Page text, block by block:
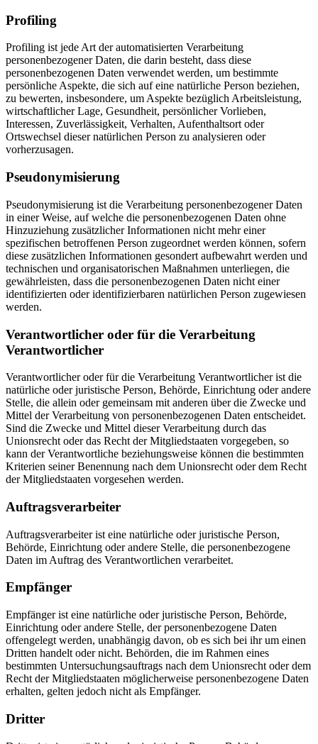
Profiling
Profiling ist jede Art der automatisierten Verarbeitung
personenbezogener Daten, die darin besteht, dass diese
personenbezogenen Daten verwendet werden, um bestimmte
persönliche Aspekte, die sich auf eine natürliche Person beziehen,
zu bewerten, insbesondere, um Aspekte bezüglich Arbeitsleistung,
wirtschaftlicher Lage, Gesundheit, persönlicher Vorlieben,
Interessen, Zuverlässigkeit, Verhalten, Aufenthaltsort oder
Ortswechsel dieser natürlichen Person zu analysieren oder
vorherzusagen.
Pseudonymisierung
Pseudonymisierung ist die Verarbeitung personenbezogener Daten
in einer Weise, auf welche die personenbezogenen Daten ohne
Hinzuziehung zusätzlicher Informationen nicht mehr einer
spezifischen betroffenen Person zugeordnet werden können, sofern
diese zusätzlichen Informationen gesondert aufbewahrt werden und
technischen und organisatorischen Maßnahmen unterliegen, die
gewährleisten, dass die personenbezogenen Daten nicht einer
identifizierten oder identifizierbaren natürlichen Person zugewiesen
werden.
Verantwortlicher oder für die Verarbeitung
Verantwortlicher
Verantwortlicher oder für die Verarbeitung Verantwortlicher ist die
natürliche oder juristische Person, Behörde, Einrichtung oder andere
Stelle, die allein oder gemeinsam mit anderen über die Zwecke und
Mittel der Verarbeitung von personenbezogenen Daten entscheidet.
Sind die Zwecke und Mittel dieser Verarbeitung durch das
Unionsrecht oder das Recht der Mitgliedstaaten vorgegeben, so
kann der Verantwortliche beziehungsweise können die bestimmten
Kriterien seiner Benennung nach dem Unionsrecht oder dem Recht
der Mitgliedstaaten vorgesehen werden.
Auftragsverarbeiter
Auftragsverarbeiter ist eine natürliche oder juristische Person,
Behörde, Einrichtung oder andere Stelle, die personenbezogene
Daten im Auftrag des Verantwortlichen verarbeitet.
Empfänger
Empfänger ist eine natürliche oder juristische Person, Behörde,
Einrichtung oder andere Stelle, der personenbezogene Daten
offengelegt werden, unabhängig davon, ob es sich bei ihr um einen
Dritten handelt oder nicht. Behörden, die im Rahmen eines
bestimmten Untersuchungsauftrags nach dem Unionsrecht oder dem
Recht der Mitgliedstaaten möglicherweise personenbezogene Daten
erhalten, gelten jedoch nicht als Empfänger.
Dritter